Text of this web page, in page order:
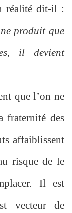
réalité dit-il :
produit que
il devient
que l’on ne
fraternité des
affaiblissent
risque de le
Il est
vecteur de